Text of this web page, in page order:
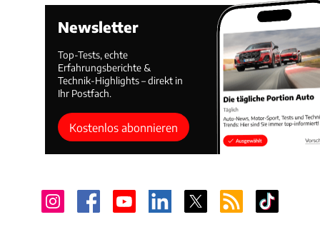
Newsletter
Top-Tests, echte
Erfahrungsberichte &
Technik-Highlights – direkt in
Ihr Postfach.
Kostenlos abonnieren